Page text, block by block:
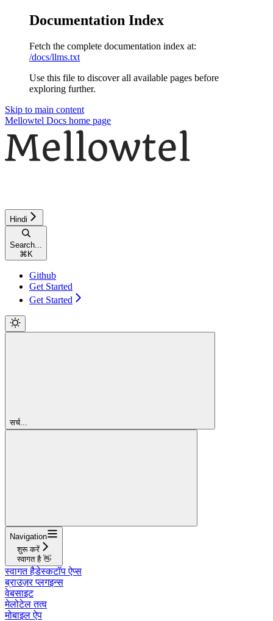
Documentation Index
Fetch the complete documentation index at:
/docs/llms.txt
Use this file to discover all available pages before
exploring further.
Skip to main content
Mellowtel Docs home page
Hindi
Search...
⌘ K
Github
Get Started
Get Started
सर्च...
Navigation
शुरू करें
स्वागत है 👋
स्वागत हैडेस्कटॉप ऐप्स
ब्राउज़र प्लगइन्स
वेबसाइट
मेलोटेल तत्व
मोबाइल ऐप